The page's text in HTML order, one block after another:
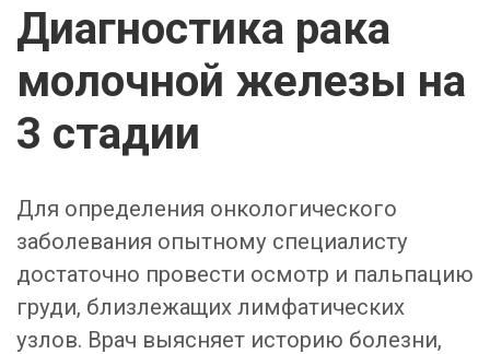
Диагностика рака
молочной железы на
3 стадии
Для определения онкологического
заболевания опытному специалисту
достаточно провести осмотр и пальпацию
груди, близлежащих лимфатических
узлов. Врач выясняет историю болезни,